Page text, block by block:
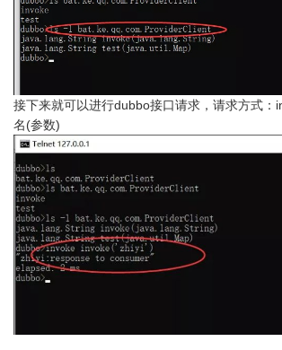
接下来就可以进行dubbo接口请求，请求方式：
名(参数)